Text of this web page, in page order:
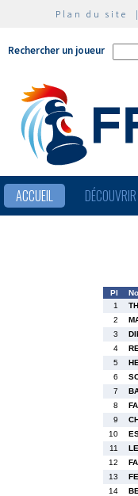
Plan du site
Rechercher un joueur
ACCUEIL DÉCOUVRIR
Pl
1
2
3
4
5
6
7
8
9
10
11
12
13
14